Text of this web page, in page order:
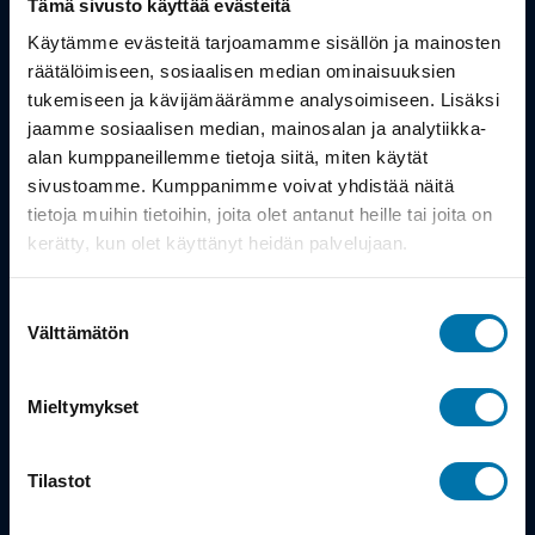
Tämä sivusto käyttää evästeitä
Käytämme evästeitä tarjoamamme sisällön ja mainosten
räätälöimiseen, sosiaalisen median ominaisuuksien
tukemiseen ja kävijämäärämme analysoimiseen. Lisäksi
jaamme sosiaalisen median, mainosalan ja analytiikka-
alan kumppaneillemme tietoja siitä, miten käytät
sivustoamme. Kumppanimme voivat yhdistää näitä
tietoja muihin tietoihin, joita olet antanut heille tai joita on
kerätty, kun olet käyttänyt heidän palvelujaan.
valinta
Välttämätön
Mieltymykset
Tilastot
Työsuhdepyörä
Info
Toimitus
Takuu ja palautukset
Maksutavat